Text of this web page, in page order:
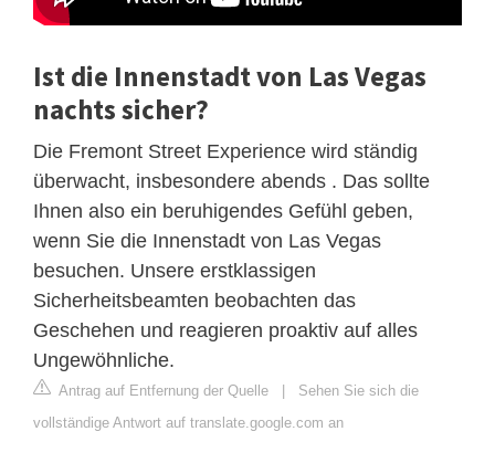
Ist die Innenstadt von Las Vegas
nachts sicher?
Die Fremont Street Experience wird ständig
überwacht, insbesondere abends . Das sollte
Ihnen also ein beruhigendes Gefühl geben,
wenn Sie die Innenstadt von Las Vegas
besuchen. Unsere erstklassigen
Sicherheitsbeamten beobachten das
Geschehen und reagieren proaktiv auf alles
Ungewöhnliche.
Antrag auf Entfernung der Quelle | Sehen Sie sich die
vollständige Antwort auf translate.google.com an